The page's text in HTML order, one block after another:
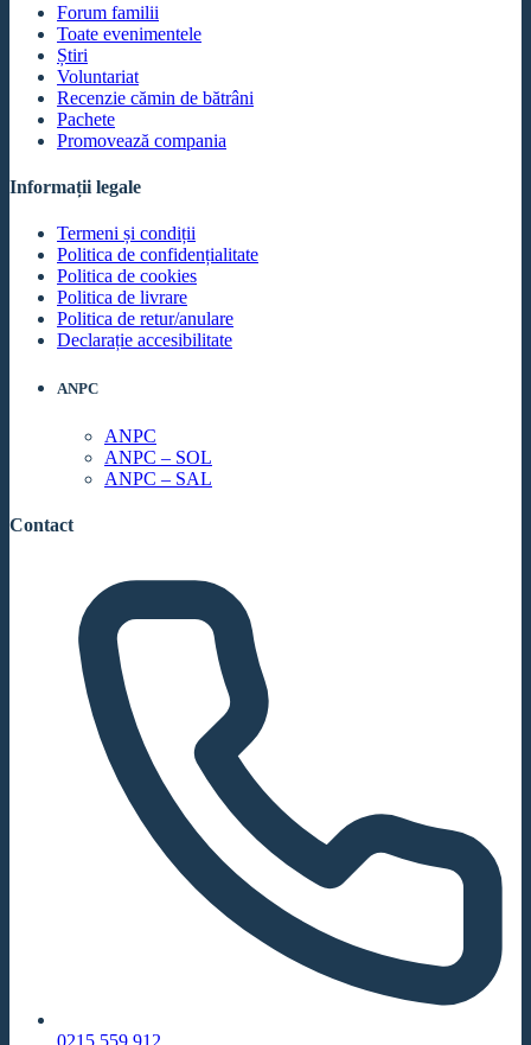
Forum familii
Toate evenimentele
Știri
Voluntariat
Recenzie cămin de bătrâni
Pachete
Promovează compania
Informații legale
Termeni și condiții
Politica de confidențialitate
Politica de cookies
Politica de livrare
Politica de retur/anulare
Declarație accesibilitate
ANPC
ANPC
ANPC – SOL
ANPC – SAL
Contact